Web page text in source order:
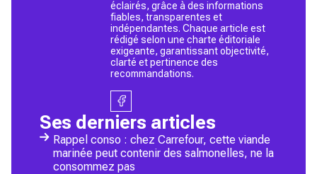
éclairés, grâce à des informations
fiables, transparentes et
indépendantes. Chaque article est
rédigé selon une charte éditoriale
exigeante, garantissant objectivité,
clarté et pertinence des
recommandations.
Ses derniers articles
Rappel conso : chez Carrefour, cette viande
marinée peut contenir des salmonelles, ne la
consommez pas